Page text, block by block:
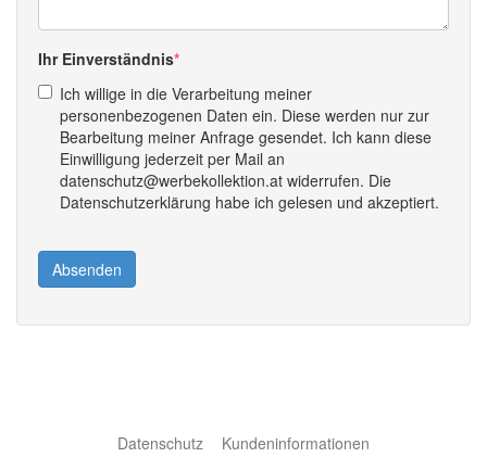
Ihr Einverständnis
Ich willige in die Verarbeitung meiner
personenbezogenen Daten ein. Diese werden nur zur
Bearbeitung meiner Anfrage gesendet. Ich kann diese
Einwilligung jederzeit per Mail an
datenschutz@werbekollektion.at widerrufen. Die
Datenschutzerklärung habe ich gelesen und akzeptiert.
Absenden
Datenschutz Kundeninformationen